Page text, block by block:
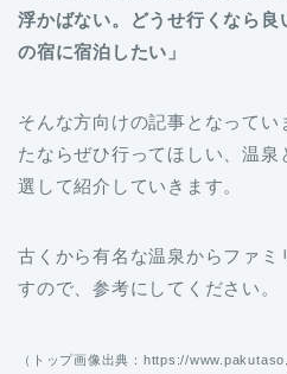
浮かばない。どうせ行くなら
の宿に宿泊したい」
そんな方向けの記事となって
たならぜひ行ってほしい、温
選して紹介していきます。
古くから有名な温泉からファミ
すので、参考にしてください。
（トップ画像出典：https://